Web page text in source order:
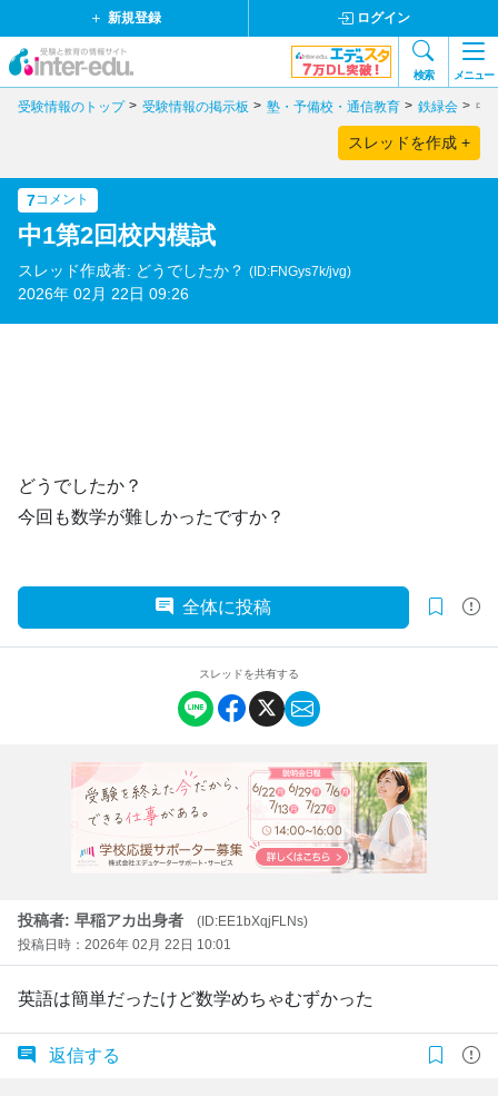
新規登録 ログイン
検索 メニュー
受験情報のトップ 受験情報の掲示板 塾・予備校・通信教育 鉄緑会 中
スレッドを作成 +
7コメント
中1第2回校内模試
スレッド作成者: どうでしたか？ (ID:FNGys7k/jvg)
2026年 02月 22日 09:26
どうでしたか？
今回も数学が難しかったですか？
全体に投稿
スレッドを共有する
投稿者: 早稲アカ出身者
(ID:EE1bXqjFLNs)
投稿日時：2026年 02月 22日 10:01
英語は簡単だったけど数学めちゃむずかった
返信する